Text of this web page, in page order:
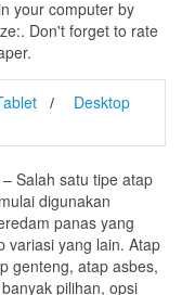
your computer by
Don't forget to rate
Desktop
Salah satu tipe atap
digunakan
panas yang
variasi yang lain. Atap
genteng, atap asbes,
pilihan, opsi